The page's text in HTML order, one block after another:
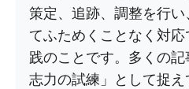
策定、追跡、調整を行
てふためくことなく対
践のことです。多くの
志力の試練」として捉え